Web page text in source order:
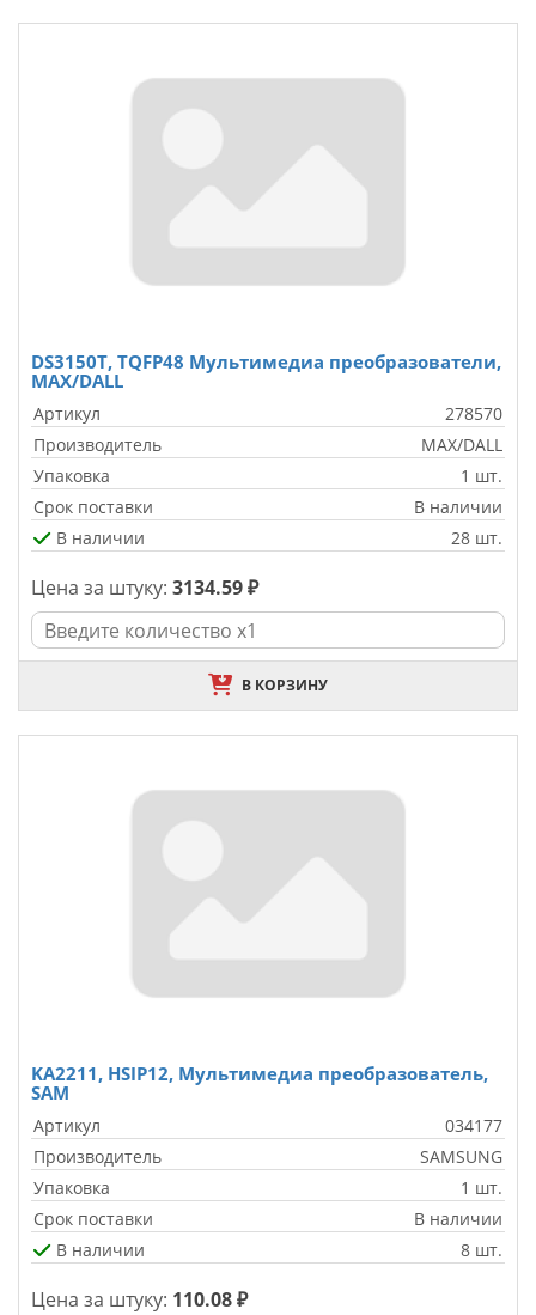
DS3150T, TQFP48 Мультимедиа преобразователи,
MAX/DALL
Артикул
278570
Производитель
MAX/DALL
Упаковка
1 шт.
Срок поставки
В наличии
В наличии
28 шт.
Цена за штуку: 3134.59 ₽
В КОРЗИНУ
KA2211, HSIP12, Мультимедиа преобразователь,
SAM
Артикул
034177
Производитель
SAMSUNG
Упаковка
1 шт.
Срок поставки
В наличии
В наличии
8 шт.
Цена за штуку: 110.08 ₽